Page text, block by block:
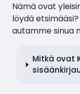
Nämä ovat
löydä
autamme sinua
Mitkä ovat